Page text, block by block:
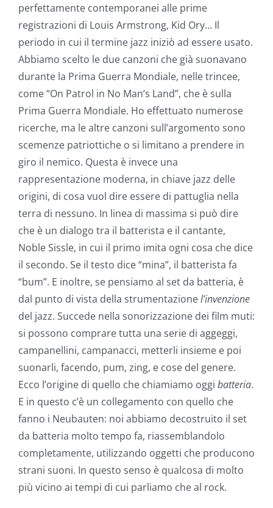
perfettamente contemporanei alle prime
registrazioni di Louis Armstrong, Kid Ory… Il
periodo in cui il termine jazz iniziò ad essere usato.
Abbiamo scelto le due canzoni che già suonavano
durante la Prima Guerra Mondiale, nelle trincee,
come “On Patrol in No Man’s Land”, che è sulla
Prima Guerra Mondiale. Ho effettuato numerose
ricerche, ma le altre canzoni sull’argomento sono
scemenze patriottiche o si limitano a prendere in
giro il nemico. Questa è invece una
rappresentazione moderna, in chiave jazz delle
origini, di cosa vuol dire essere di pattuglia nella
terra di nessuno. In linea di massima si può dire
che è un dialogo tra il batterista e il cantante,
Noble Sissle, in cui il primo imita ogni cosa che dice
il secondo. Se il testo dice “mina”, il batterista fa
“bum”. E inoltre, se pensiamo al set da batteria, è
dal punto di vista della strumentazionel’invenzione
del jazz. Succede nella sonorizzazione dei film muti:
si possono comprare tutta una serie di aggeggi,
campanellini, campanacci, metterli insieme e poi
suonarli, facendo, pum, zing, e cose del genere.
Ecco l’origine di quello che chiamiamo oggi batteria.
E in questo c’è un collegamento con quello che
fanno i Neubauten: noi abbiamo decostruito il set
da batteria molto tempo fa, riassemblandolo
completamente, utilizzando oggetti che producono
strani suoni. In questo senso è qualcosa di molto
più vicino ai tempi di cui parliamo che al rock.